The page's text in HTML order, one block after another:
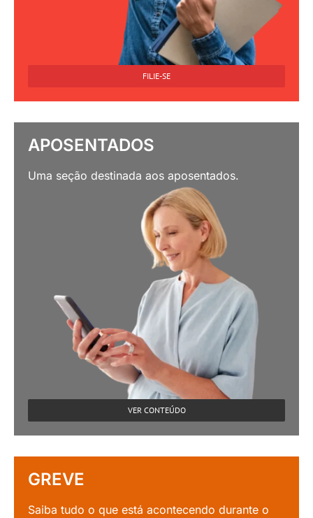
FILIE-SE
APOSENTADOS
Uma seção destinada aos aposentados.
VER CONTEÚDO
GREVE
Saiba tudo o que está acontecendo durante o